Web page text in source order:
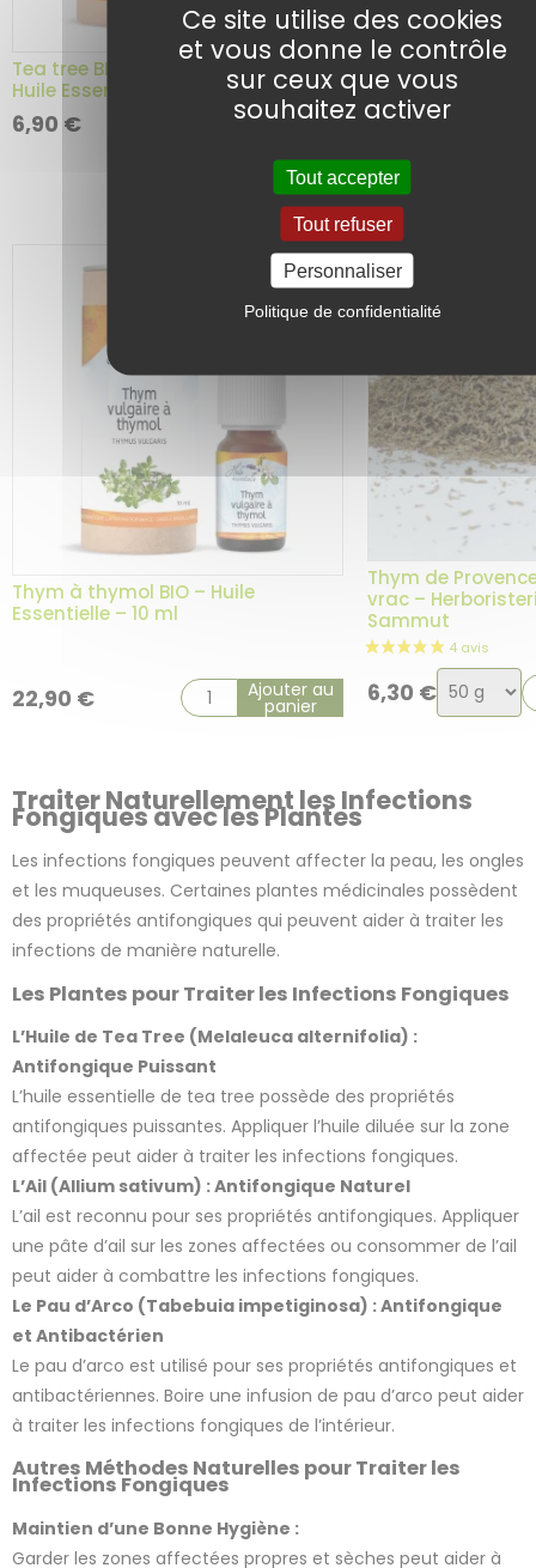
Traiter Naturellement les Infections
Fongiques avec les Plantes
Les infections fongiques peuvent affecter la peau, les ongles
et les muqueuses. Certaines plantes médicinales possèdent
des propriétés antifongiques qui peuvent aider à traiter les
infections de manière naturelle.
Les Plantes pour Traiter les Infections Fongiques
L’Huile de Tea Tree (Melaleuca alternifolia) :
Antifongique Puissant
L’huile essentielle de tea tree possède des propriétés
antifongiques puissantes. Appliquer l’huile diluée sur la zone
affectée peut aider à traiter les infections fongiques.
L’Ail (Allium sativum) : Antifongique Naturel
L’ail est reconnu pour ses propriétés antifongiques. Appliquer
une pâte d’ail sur les zones affectées ou consommer de l’ail
peut aider à combattre les infections fongiques.
Le Pau d’Arco (Tabebuia impetiginosa) : Antifongique
et Antibactérien
Le pau d’arco est utilisé pour ses propriétés antifongiques et
antibactériennes. Boire une infusion de pau d’arco peut aider
à traiter les infections fongiques de l’intérieur.
Autres Méthodes Naturelles pour Traiter les
Infections Fongiques
Maintien d’une Bonne Hygiène :
Garder les zones affectées propres et sèches peut aider à
2 avis
Tea tree BIO – Arbre à Thé BIO –
Huile Essentielle – 10 ml
6,90 € Ajouter au
Thym à linalol
Essentielle – 10 ml
16,90€
Thym à thymol BIO – Huile
Essentielle – 10 ml
22,90 € Ajouter au
panier
Thym de
vrac –
Sammut
6,30 €Choix
de
Ce site utilise des cookies
et vous donne le contrôle
sur ceux que vous
souhaitez activer
Tout accepter
Tout refuser
Personnaliser
Politique de confidentialité